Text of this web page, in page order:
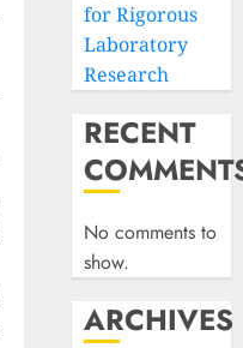
for Rigorous
Laboratory
Research
RECENT
No comments to
show.
ARCHIVES